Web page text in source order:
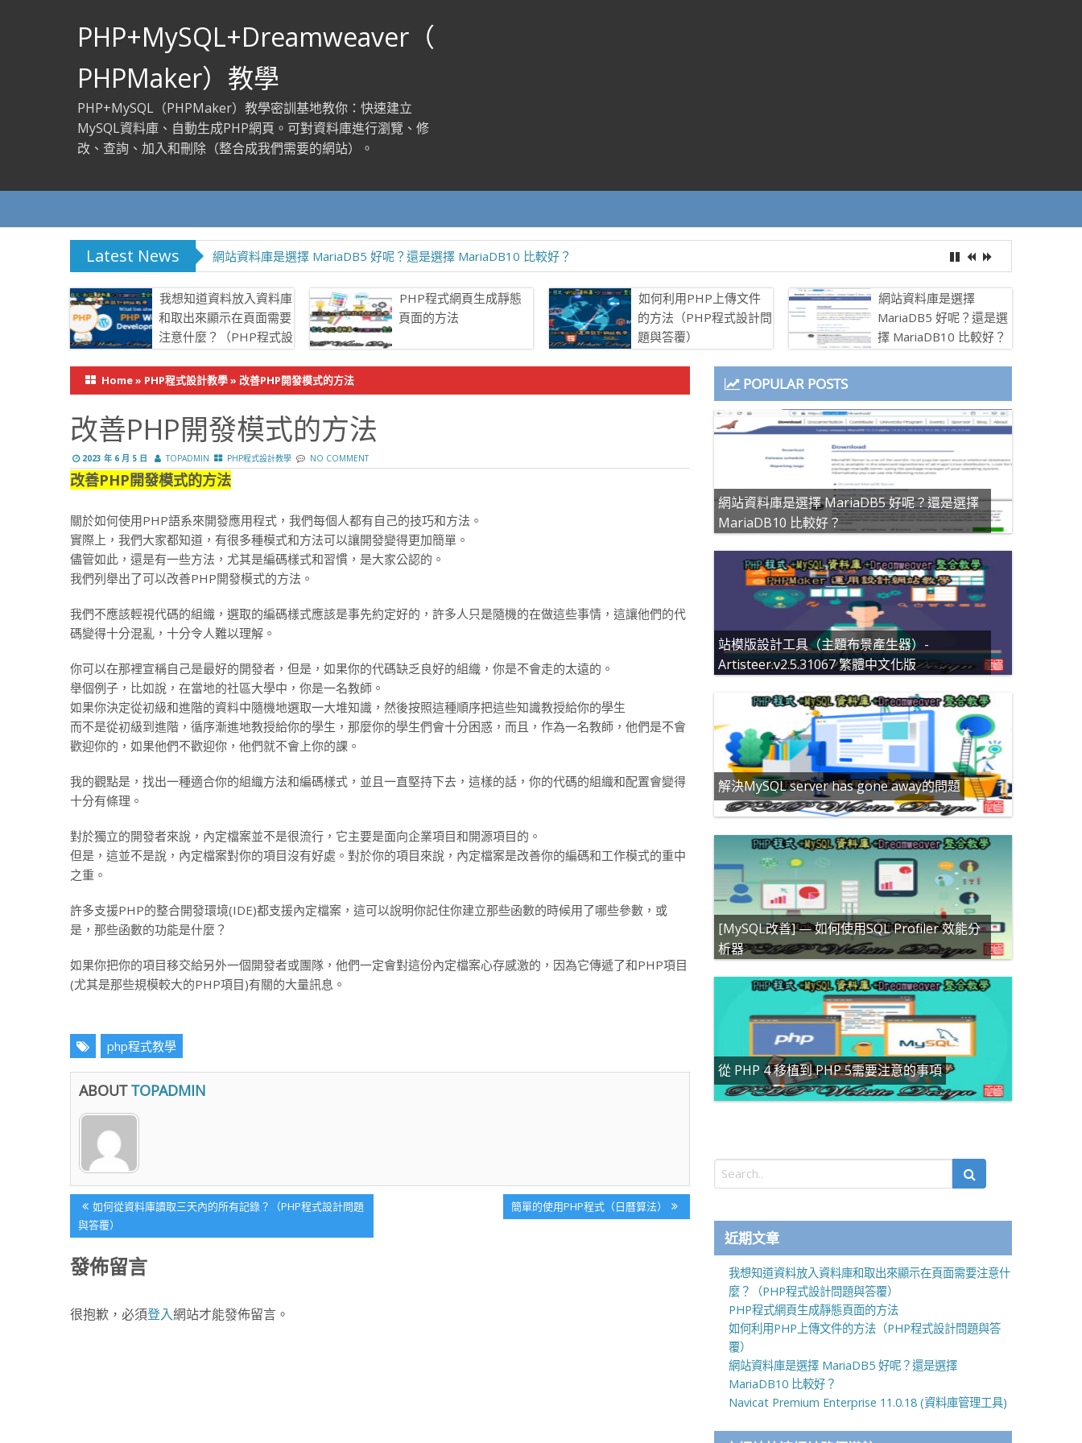
PHP+MySQL+Dreamweaver（
PHPMaker）教學
PHP+MySQL（PHPMaker）教學密訓基地教你：快速建立
MySQL資料庫、自動生成PHP網頁。可對資料庫進行瀏覽、修
改、查詢、加入和刪除（整合成我們需要的網站）。
Latest News 網站資料庫是選擇 MariaDB5 好呢？還是選擇 MariaDB10 比較好？
我想知道資料放入資料庫
和取出來顯示在頁面需要
注意什麼？（PHP程式設
PHP程式網頁生成靜態
頁面的方法
如何利用PHP上傳文件
的方法（PHP程式設計問
題與答覆）
網站資料庫是選擇
MariaDB5 好呢？還是選
擇 MariaDB10 比較好？
Home» PHP程式設計教學» 改善PHP開發模式的方法
改善PHP開發模式的方法
2023 年 6 月 5 日 TOPADMIN PHP程式設計教學 NO COMMENT
改善PHP開發模式的方法
關於如何使用PHP語系來開發應用程式，我們每個人都有自己的技巧和方法。
實際上，我們大家都知道，有很多種模式和方法可以讓開發變得更加簡單。
儘管如此，還是有一些方法，尤其是編碼樣式和習慣，是大家公認的。
我們列舉出了可以改善PHP開發模式的方法。
我們不應該輕視代碼的組織，選取的編碼樣式應該是事先約定好的，許多人只是隨機的在做這些事情，這讓他們的代
碼變得十分混亂，十分令人難以理解。
你可以在那裡宣稱自己是最好的開發者，但是，如果你的代碼缺乏良好的組織，你是不會走的太遠的。
舉個例子，比如說，在當地的社區大學中，你是一名教師。
如果你決定從初級和進階的資料中隨機地選取一大堆知識，然後按照這種順序把這些知識教授給你的學生
而不是從初級到進階，循序漸進地教授給你的學生，那麼你的學生們會十分困惑，而且，作為一名教師，他們是不會
歡迎你的，如果他們不歡迎你，他們就不會上你的課。
我的觀點是，找出一種適合你的組織方法和編碼樣式，並且一直堅持下去，這樣的話，你的代碼的組織和配置會變得
十分有條理。
對於獨立的開發者來說，內定檔案並不是很流行，它主要是面向企業項目和開源項目的。
但是，這並不是說，內定檔案對你的項目沒有好處。對於你的項目來說，內定檔案是改善你的編碼和工作模式的重中
之重。
許多支援PHP的整合開發環境(IDE)都支援內定檔案，這可以說明你記住你建立那些函數的時候用了哪些參數，或
是，那些函數的功能是什麼？
如果你把你的項目移交給另外一個開發者或團隊，他們一定會對這份內定檔案心存感激的，因為它傳遞了和PHP項目
(尤其是那些規模較大的PHP項目)有關的大量訊息。
php程式教學
ABOUT TOPADMIN
文
章
Previous
Post:
如何從資料庫讀取三天內的所有記錄？（PHP程式設計問題
與答覆）
Next
Post:
簡單的使用PHP程式（日曆算法）
發佈留言
很抱歉，必須登入網站才能發佈留言。
POPULAR POSTS
網站資料庫是選擇 MariaDB5 好呢？還是選擇
MariaDB10 比較好？
站模版設計工具（主題布景產生器）-
Artisteer.v2.5.31067 繁體中文化版
解決MySQL server has gone away的問題
[MySQL改善] — 如何使用SQL Profiler 效能分
析器
從 PHP 4 移植到 PHP 5需要注意的事項
近期文章
我想知道資料放入資料庫和取出來顯示在頁面需要注意什
麼？（PHP程式設計問題與答覆）
PHP程式網頁生成靜態頁面的方法
如何利用PHP上傳文件的方法（PHP程式設計問題與答
覆）
網站資料庫是選擇 MariaDB5 好呢？還是選擇
MariaDB10 比較好？
Navicat Premium Enterprise 11.0.18 (資料庫管理工具)